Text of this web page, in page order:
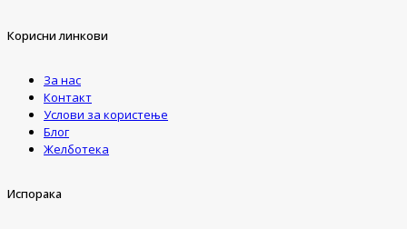
Корисни линкови
За нас
Контакт
Услови за користење
Блог
Желботека
Испорака